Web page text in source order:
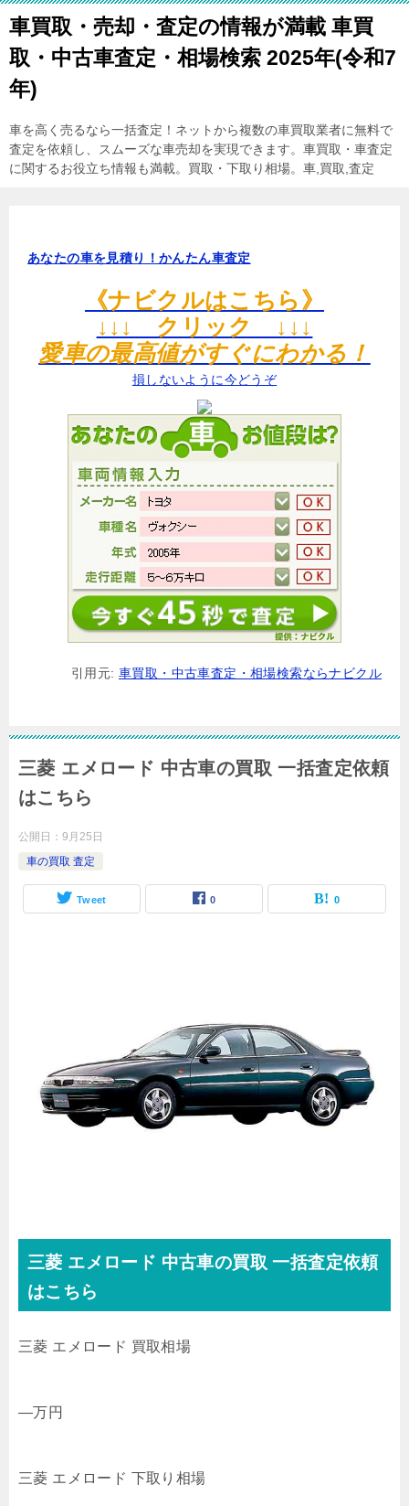
車買取・売却・査定の情報が満載 車買
取・中古車査定・相場検索 2025年(令和7
年)
車を高く売るなら一括査定！ネットから複数の車買取業者に無料で
査定を依頼し、スムーズな車売却を実現できます。車買取・車査定
に関するお役立ち情報も満載。買取・下取り相場。車,買取,査定
あなたの車を見積り！かんたん車査定
《ナビクルはこちら》
↓↓↓ クリック ↓↓↓
愛車の最高値がすぐにわかる！
損しないように今どうぞ
引用元: 車買取・中古車査定・相場検索ならナビクル
三菱 エメロード 中古車の買取 一括査定依頼
はこちら
公開日： 9月25日
車の買取 査定
Tweet 0 0
三菱 エメロード 中古車の買取 一括査定依頼
はこちら
三菱 エメロード 買取相場
—万円
三菱 エメロード 下取り相場